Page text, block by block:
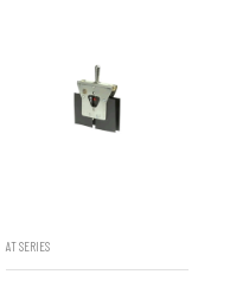
AT SERIES